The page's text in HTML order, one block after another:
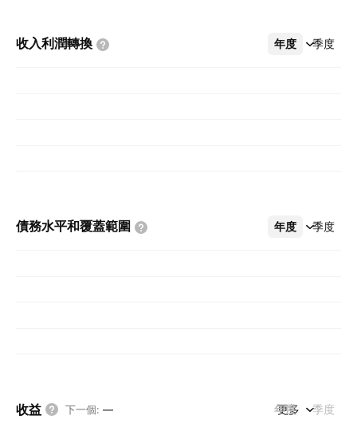
收入利潤轉換 年度 季度
更多
債務水平和覆蓋範圍 年度 季度
更多
收益 下一個: — 年度 季度
更多